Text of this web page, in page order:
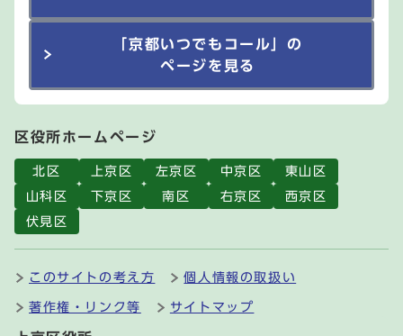
「京都いつでもコール」の
ページを見る
区役所ホームページ
北区 上京区 左京区 中京区
東山区
山科区
下京区 南区 右京区
西京区
伏見区
このサイトの考え方 個人情報の取扱い
著作権・リンク等 サイトマップ